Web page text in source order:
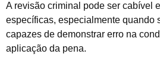
A revisão criminal pode ser cabível
específicas, especialmente quando
capazes de demonstrar erro na
aplicação da pena.